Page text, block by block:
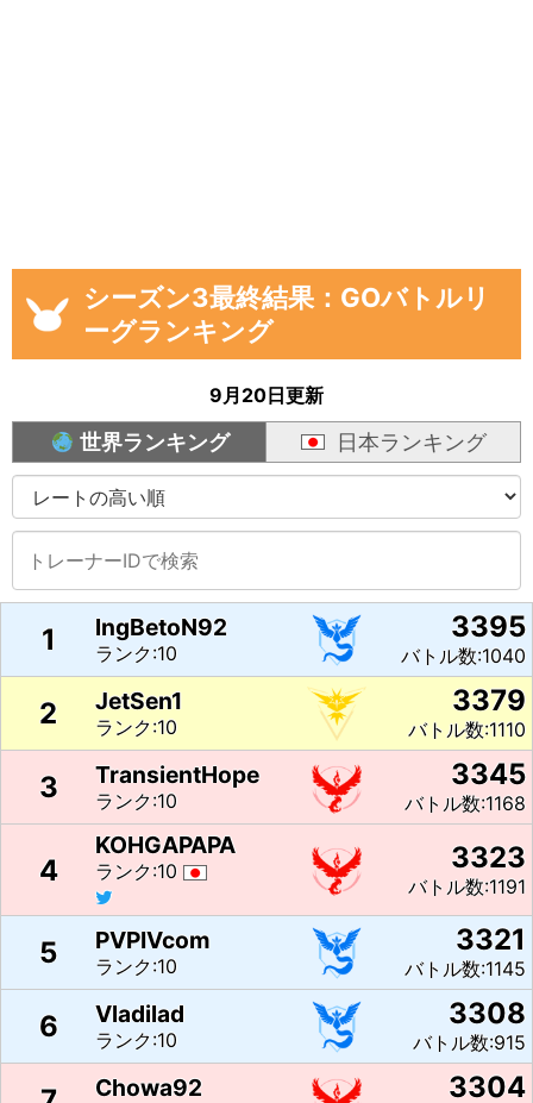
シーズン3最終結果：GOバトルリ
ーグランキング
9月20日更新
世界ランキング 日本ランキング
1 lngBetoN92
ランク:10
3395
バトル数:1040
2 JetSen1
ランク:10
3379
バトル数:1110
3 TransientHope
ランク:10
3345
バトル数:1168
4
KOHGAPAPA
ランク:10 3323
バトル数:1191
5 PVPIVcom
ランク:10
3321
バトル数:1145
6 Vladilad
ランク:10
3308
バトル数:915
Chowa92 3304